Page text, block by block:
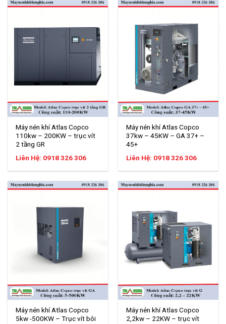
Máy nén khí Atlas Copco
110kw – 200KW – trục vít
2 tầng GR
Liên Hệ: 0918 326 306
Máy nén khí Atlas Copco
37kw – 45KW – GA 37+ –
45+
Liên Hệ: 0918 326 306
Máy nén khí Atlas Copco
5kw -500KW – Trục vít bôi
Máy nén khí Atlas Copco
2,2kw – 22KW – trục vít